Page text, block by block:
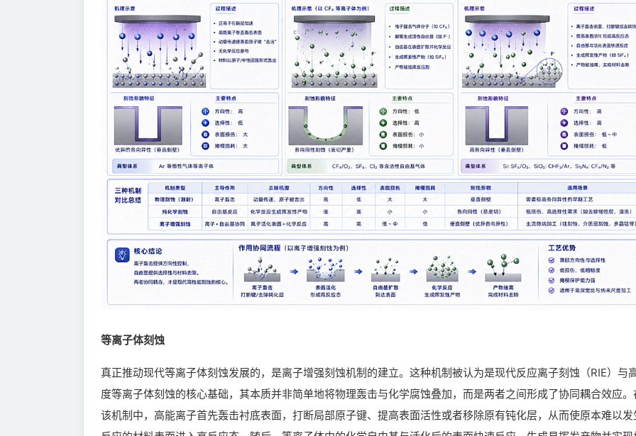
等离子体刻蚀
真正推动现代等离子体刻蚀发展的，是离子增强刻蚀机制的建立。这种机制被认为是现代反应离子刻蚀（RIE）与
度等离子体刻蚀的核心基础，其本质并非简单地将物理轰击与化学腐蚀叠加，而是两者之间形成了协同耦合效应。
该机制中，高能离子首先轰击衬底表面，打断局部原子键、提高表面活性或者移除原有钝化层，从而使原本难以发